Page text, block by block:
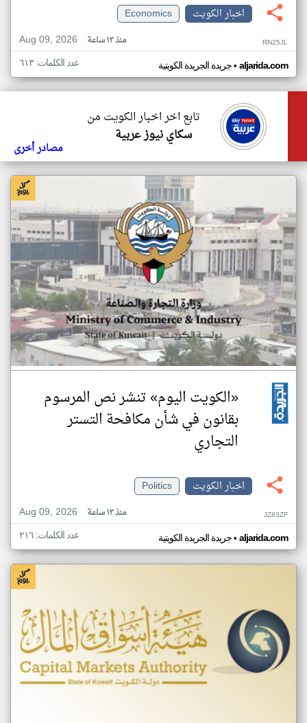
اخبار الكويت
Economics
Aug 09, 2026
منذ ١٣ ساعة RN25JL
جريدة الجريدة الكويتية• aljarida.com عدد الكلمات: ٦١٣
تابع اخر اخبار الكويت من
سكاي نيوز عربية
مصادر أخرى
«الكويت اليوم» تنشر نص المرسوم
بقانون في شأن مكافحة التستر
التجاري
اخبار الكويت
Politics
Aug 09, 2026
منذ ١٣ ساعة JZ83ZF
جريدة الجريدة الكويتية• aljarida.com عدد الكلمات: ٢١٦